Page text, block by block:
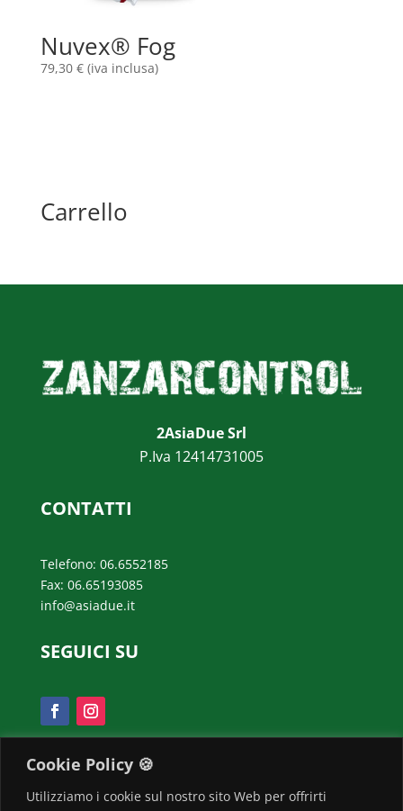
Cookie Policy 🍪
Utilizziamo i cookie sul nostro sito Web per offrirti
Nuvex® Fog
79,30 € (iva inclusa)
Carrello
2AsiaDue Srl
P.Iva 12414731005
CONTATTI
Telefono: 06.6552185
Fax: 06.65193085
info@asiadue.it
SEGUICI SU
SCOPRI IL BONUS VERDE
2022!